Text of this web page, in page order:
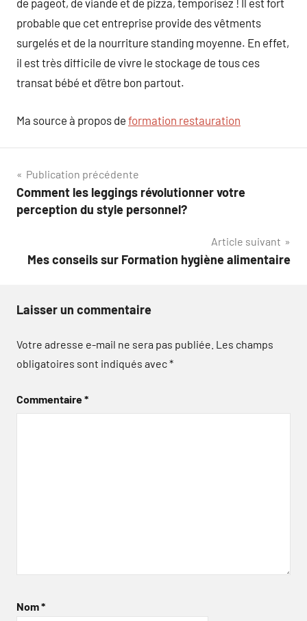
de pageot, de viande et de pizza, temporisez ! Il est fort
probable que cet entreprise provide des vêtments
surgelés et de la nourriture standing moyenne. En effet,
il est très difficile de vivre le stockage de tous ces
transat bébé et d’être bon partout.
Ma source à propos de formation restauration
Navigation
de
Publication précédente
Comment les leggings révolutionner votre
perception du style personnel?
Article suivant
Mes conseils sur Formation hygiène alimentaire
Laisser un commentaire
Votre adresse e-mail ne sera pas publiée. Les champs
obligatoires sont indiqués avec*
Commentaire*
Nom*